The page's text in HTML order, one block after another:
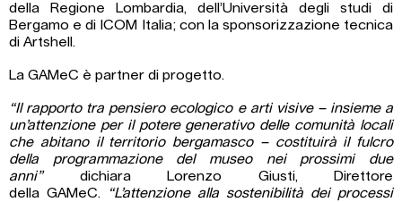
della Regione Lombardia, dell’Università degli studi di
Bergamo e di ICOM Italia; con la sponsorizzazione tecnica
di Artshell.
La GAMeC è partner di progetto.
“Il rapporto tra pensiero ecologico e arti visive – insieme a
un’attenzione per il potere generativo delle comunità locali
che abitano il territorio bergamasco – costituirà il fulcro
della programmazione del museo nei prossimi due
anni” dichiara Lorenzo Giusti, Direttore
della GAMeC.
“L’attenzione alla sostenibilità dei processi